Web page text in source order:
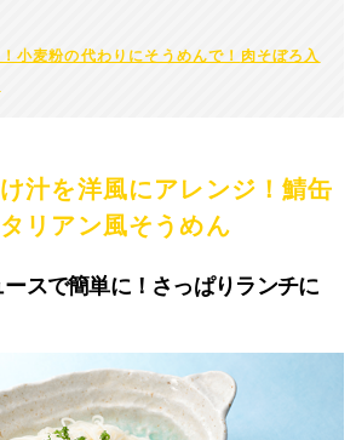
小麦粉の代わりにそうめんで！ 肉そぼろ入
汁を洋風にアレンジ！鯖缶
リアン風そうめん
スで簡単に！さっぱりランチに